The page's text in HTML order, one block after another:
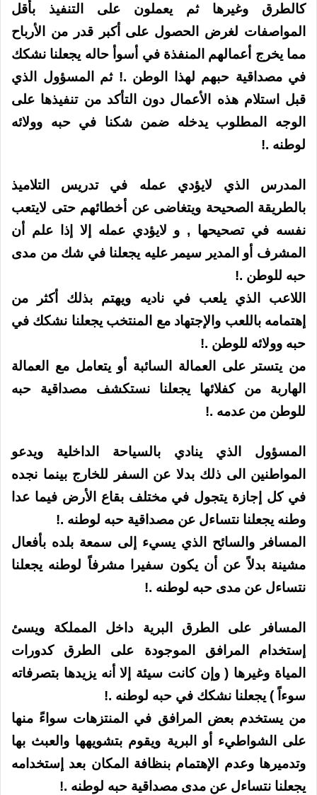
كالطرق وغيرها ثم يعملون على التنفيذ بأقل
المواصفات لغرض الحصول على أكبر قدر من الأرباح
مما يخرج أعمالهم المنفذة في أسوأ حاله يجعلنا نشكك
في مصداقية حبهم لهذا الوطن .! ثم المسؤول الذي
قبل استلام هذه الأعمال دون التأكد من تنفيذها على
الوجه المطلوب يدخله ضمن شكنا في حبه وولائه
لوطنه .!
المدرس الذي لايؤدي عمله في تدريس التلاميذ
بالطريقة الصحيحة ويتغاضى عن أخطائهم حتى لايتعب
نفسه في تصحيحها , و لايؤدي عمله إلا إذا علم أن
المشرف أو المدير سيمر عليه يجعلنا في شك من مدى
حبه للوطن .!
اللاعب الذي يلعب في ناديه ويهتم بذلك أكثر من
إهتمامه باللعب والإجتهاد مع المنتخب يجعلنا نشكك في
حبه وولائه للوطن .!
من يتستر على العمالة السائبة أو يتعامل مع العمالة
الهاربة من كفلائها يجعلنا نستكشف مصداقية حبه
للوطن من عدمه .!
المسؤول الذي ينادي بالسياحة الداخلية ويدعو
المواطنين الى ذلك بدلا عن السفر للخارج بينما نجده
في كل إجازة يتجول في مختلف بقاع الأرض فيما عدا
وطنه يجعلنا نتساءل عن مصداقية حبه لوطنه .!
المسافر والسائح الذي يسيء إلى سمعة بلده بأفعال
مشينة بدلاً عن أن يكون سفيرا مشرفاً لوطنه يجعلنا
نتساءل عن مدى حبه لوطنه .!
المسافر على الطرق البرية داخل المملكة ويسئ
إستخدام المرافق الموجودة على الطرق كدورات
المياة وغيرها ( وإن كانت سيئة إلا أنه يزيدها بتصرفاته
سوءاً ) يجعلنا نشكك في حبه لوطنه .!
من يستخدم بعض المرافق في المنتزهات سواءً منها
على الشواطيء أو البرية ويقوم بتشويهها والعبث بها
وتدميرها وعدم الإهتمام بنظافة المكان بعد إستخدامه
يجعلنا نتساءل عن مدى مصداقية حبه لوطنه .!